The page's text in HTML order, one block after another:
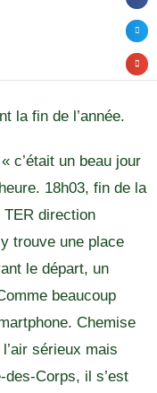
la fin de l’année.
c’était un beau jour
18h03, fin de la
direction
trouve une place
le départ, un
beaucoup
Chemise
sérieux mais
Corps, il s’est